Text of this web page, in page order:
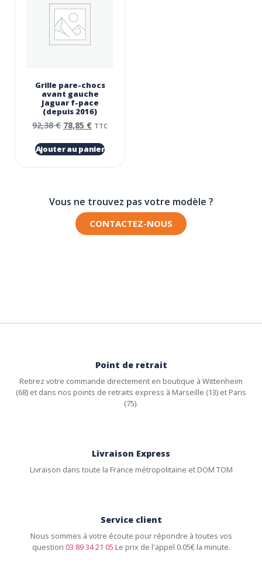
Grille pare-chocs
avant gauche
Jaguar f-pace
(depuis 2016)
92,38€ 78,85 € TTC
Ajouter au panier
Vous ne trouvez pas votre modèle ?
CONTACTEZ-NOUS
Point de retrait
Retirez votre commande directement en boutique à Wittenheim
(68) et dans nos points de retraits express à Marseille (13) et Paris
(75).
Livraison Express
Livraison dans toute la France métropolitaine et DOM TOM
Service client
Nous sommes à votre écoute pour répondre à toutes vos
question 03 89 34 21 05 Le prix de l'appel 0.05€ la minute.